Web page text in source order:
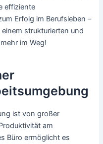
effiziente
Erfolg im Berufsleben –
strukturierten und
im Weg!
ist von großer
am
Büro ermöglicht es